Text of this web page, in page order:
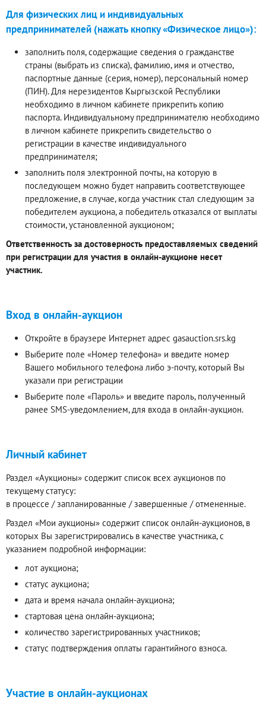
Для физических лиц и индивидуальных
предпринимателей (нажать кнопку «Физическое лицо»):
заполнить поля, содержащие сведения о гражданстве
страны (выбрать из списка), фамилию, имя и отчество,
паспортные данные (серия, номер), персональный номер
(ПИН). Для нерезидентов Кыргызской Республики
необходимо в личном кабинете прикрепить копию
паспорта. Индивидуальному предпринимателю необходимо
в личном кабинете прикрепить свидетельство о
регистрации в качестве индивидуального
предпринимателя;
заполнить поля электронной почты, на которую в
последующем можно будет направить соответствующее
предложение, в случае, когда участник стал следующим за
победителем аукциона, а победитель отказался от выплаты
стоимости, установленной аукционом;
Ответственность за достоверность предоставляемых сведений
при регистрации для участия в онлайн-аукционе несет
участник.
Вход в онлайн-аукцион
Откройте в браузере Интернет адрес gasauction.srs.kg
Выберите поле «Номер телефона» и введите номер
Вашего мобильного телефона либо э-почту, который Вы
указали при регистрации
Выберите поле «Пароль» и введите пароль, полученный
ранее SMS-уведомлением, для входа в онлайн-аукцион.
Личный кабинет
Раздел «Аукционы» содержит список всех аукционов по
текущему статусу:
в процессе / запланированные / завершенные / отмененные.
Раздел «Мои аукционы» содержит список онлайн-аукционов, в
которых Вы зарегистрировались в качестве участника, с
указанием подробной информации:
лот аукциона;
статус аукциона;
дата и время начала онлайн-аукциона;
стартовая цена онлайн-аукциона;
количество зарегистрированных участников;
статус подтверждения оплаты гарантийного взноса.
Участие в онлайн-аукционах